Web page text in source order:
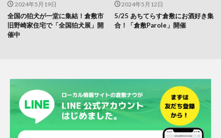
2024年5月19日
全国の狛犬が一堂に集結！倉敷市
旧野崎家住宅で「全国狛犬展」開
催中
2024年5月12日
5/25 あちてらす倉敷にお酒好き集
合！「倉敷Parole」開催